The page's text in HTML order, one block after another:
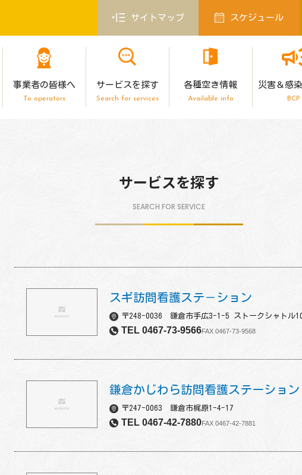
サイトマップ スケジュール
事業者の皆様へ
To operators
サービスを探す
Search for services
各種空き情報
Available info
災害＆感
BCP
サービスを探す
SEARCH FOR SERVICE
スギ訪問看護ステ－ション
〒248-0036 鎌倉市手広3-1-5 ストークシャトル
TEL 0467-73-9566FAX 0467-73-9568
鎌倉かじわら訪問看護ステーション
〒247-0063 鎌倉市梶原1-4-17
TEL 0467-42-7880FAX 0467-42-7881